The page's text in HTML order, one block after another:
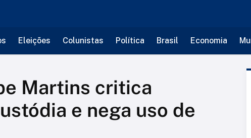
Eleições Colunistas Política Brasil Economia
Martins critica
e nega uso de